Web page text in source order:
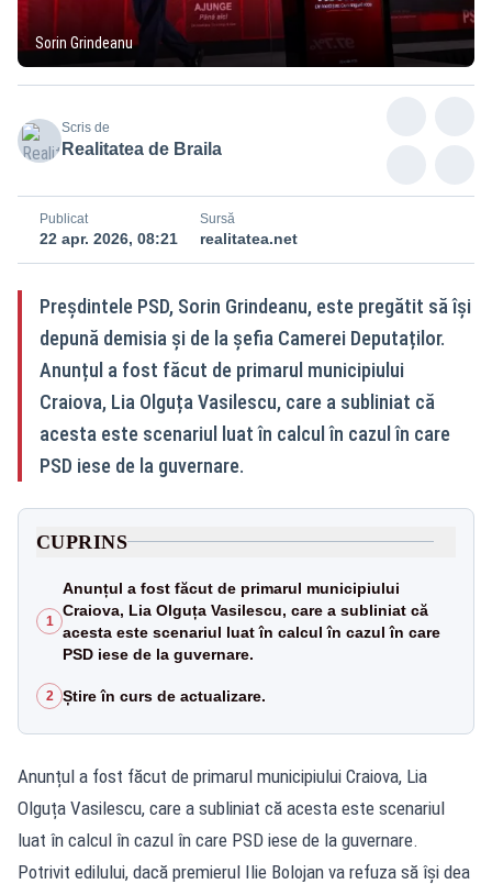
Sorin Grindeanu
Scris de
Realitatea de Braila
Publicat
22 apr. 2026, 08:21
Sursă
realitatea.net
Preșdintele PSD, Sorin Grindeanu, este pregătit să își
depună demisia și de la șefia Camerei Deputaților.
Anunțul a fost făcut de primarul municipiului
Craiova, Lia Olguța Vasilescu, care a subliniat că
acesta este scenariul luat în calcul în cazul în care
PSD iese de la guvernare.
CUPRINS
1
Anunțul a fost făcut de primarul municipiului
Craiova, Lia Olguța Vasilescu, care a subliniat că
acesta este scenariul luat în calcul în cazul în care
PSD iese de la guvernare.
2 Știre în curs de actualizare.
Anunțul a fost făcut de primarul municipiului Craiova, Lia
Olguța Vasilescu, care a subliniat că acesta este scenariul
luat în calcul în cazul în care PSD iese de la guvernare.
Potrivit edilului, dacă premierul Ilie Bolojan va refuza să își dea